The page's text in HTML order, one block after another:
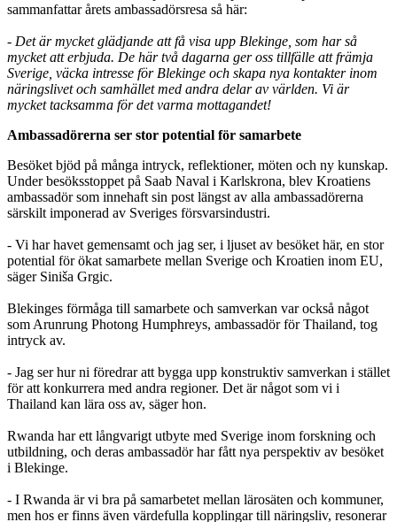
sammanfattar årets ambassadörsresa så här:
- Det är mycket glädjande att få visa upp Blekinge, som har så
mycket att erbjuda. De här två dagarna ger oss tillfälle att främja
Sverige, väcka intresse för Blekinge och skapa nya kontakter inom
näringslivet och samhället med andra delar av världen. Vi är
mycket tacksamma för det varma mottagandet!
Ambassadörerna ser stor potential för samarbete
Besöket bjöd på många intryck, reflektioner, möten och ny kunskap.
Under besöksstoppet på Saab Naval i Karlskrona, blev Kroatiens
ambassadör som innehaft sin post längst av alla ambassadörerna
särskilt imponerad av Sveriges försvarsindustri.
- Vi har havet gemensamt och jag ser, i ljuset av besöket här, en stor
potential för ökat samarbete mellan Sverige och Kroatien inom EU,
säger Siniša Grgic.
Blekinges förmåga till samarbete och samverkan var också något
som Arunrung Photong Humphreys, ambassadör för Thailand, tog
intryck av.
- Jag ser hur ni föredrar att bygga upp konstruktiv samverkan i stället
för att konkurrera med andra regioner. Det är något som vi i
Thailand kan lära oss av, säger hon.
Rwanda har ett långvarigt utbyte med Sverige inom forskning och
utbildning, och deras ambassadör har fått nya perspektiv av besöket
i Blekinge.
- I Rwanda är vi bra på samarbetet mellan lärosäten och kommuner,
men hos er finns även värdefulla kopplingar till näringsliv, resonerar